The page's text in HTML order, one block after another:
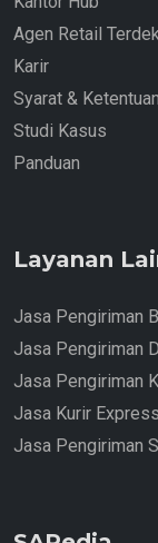
Agen Retail
Karir
Syarat & Ketentuan
Studi Kasus
Panduan
Layanan
Jasa Pengiriman
Jasa Pengiriman
Jasa Pengiriman
Jasa Kurir Express
Jasa Pengiriman